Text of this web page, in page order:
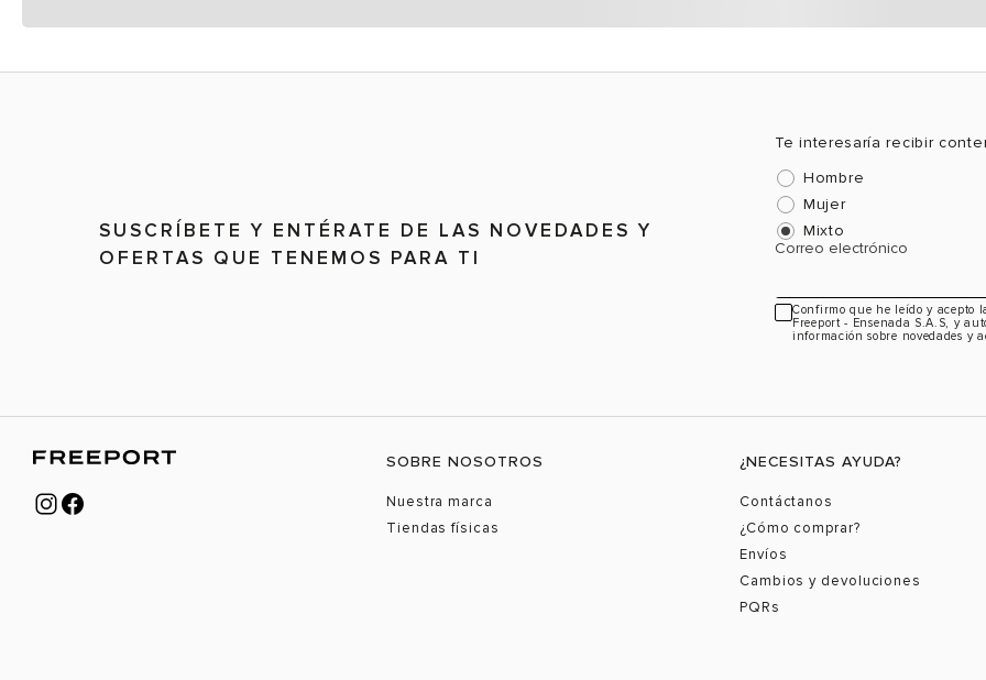
SUSCRÍBETE Y ENTÉRATE DE LAS NOVEDADES Y
OFERTAS QUE TENEMOS PARA TI
Te interesaría recibir
Hombre
Mujer
Mixto
Correo electrónico
Confirmo que he leído y acepto
Freeport - Ensenada S.A.S, y
información sobre novedades y
SOBRE NOSOTROS
Nuestra marca
Tiendas físicas
¿NECESITAS AYUDA?
Contáctanos
¿Cómo comprar?
Envíos
Cambios y devoluciones
PQRs